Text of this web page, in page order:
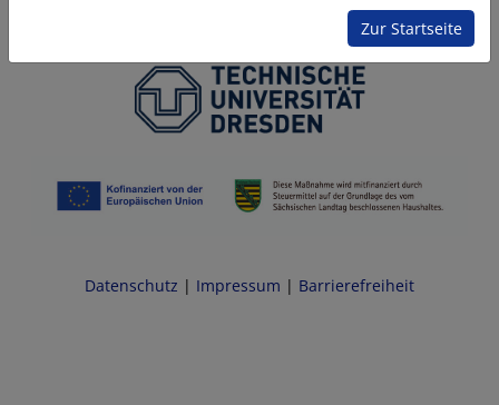
Zur Startseite
Datenschutz | Impressum | Barrierefreiheit